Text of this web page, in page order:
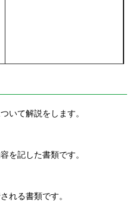
いて解説をします。
を記した書類です。
れる書類です。